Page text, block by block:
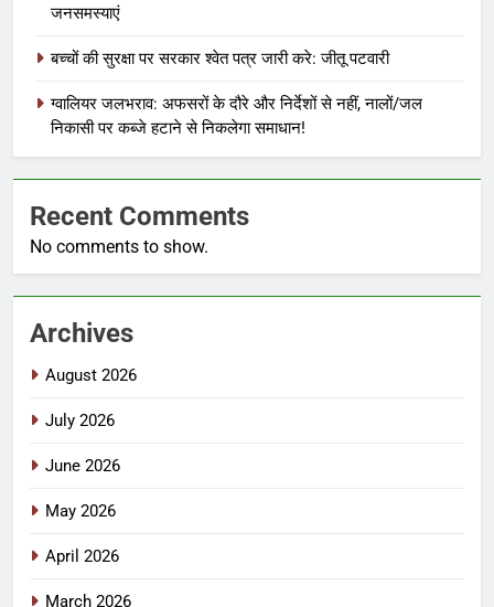
जनसमस्याएं
बच्चों की सुरक्षा पर सरकार श्वेत पत्र जारी करे: जीतू पटवारी
ग्वालियर जलभराव: अफसरों के दौरे और निर्देशों से नहीं, नालों/जल
निकासी पर कब्जे हटाने से निकलेगा समाधान!
Recent Comments
No comments to show.
Archives
August 2026
July 2026
June 2026
May 2026
April 2026
March 2026